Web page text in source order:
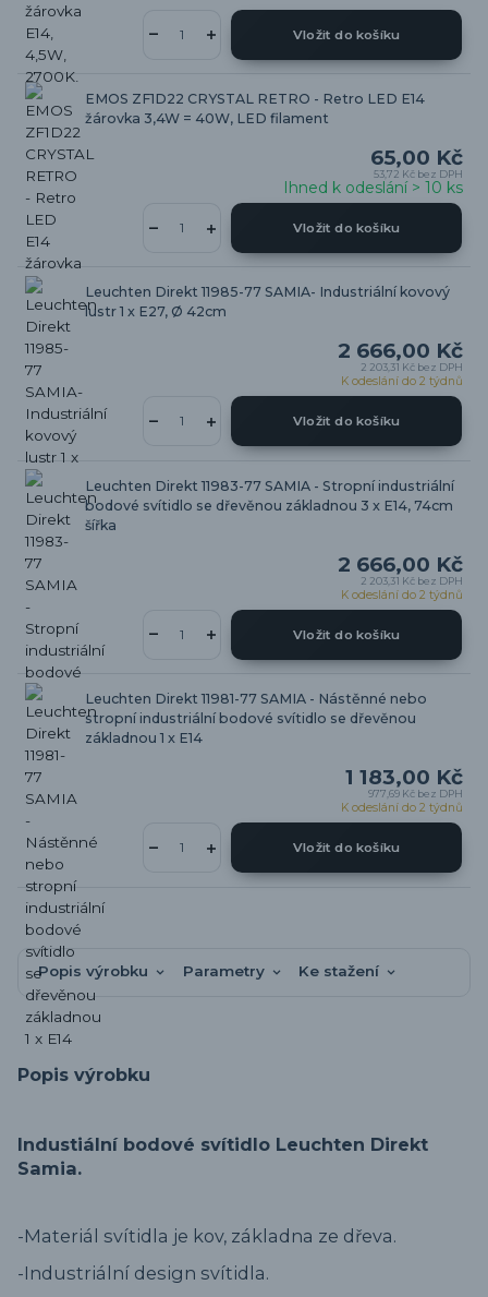
Vložit do košíku
EMOS ZF1D22 CRYSTAL RETRO - Retro LED E14
žárovka 3,4W = 40W, LED filament
65,00 Kč
53,72 Kč bez DPH
Ihned k odeslání > 10 ks
Vložit do košíku
Leuchten Direkt 11985-77 SAMIA- Industriální kovový
lustr 1 x E27, Ø 42cm
2 666,00 Kč
2 203,31 Kč bez DPH
K odeslání do 2 týdnů
Vložit do košíku
Leuchten Direkt 11983-77 SAMIA - Stropní industriální
bodové svítidlo se dřevěnou základnou 3 x E14, 74cm
šířka
2 666,00 Kč
2 203,31 Kč bez DPH
K odeslání do 2 týdnů
Vložit do košíku
Leuchten Direkt 11981-77 SAMIA - Nástěnné nebo
stropní industriální bodové svítidlo se dřevěnou
základnou 1 x E14
1 183,00 Kč
977,69 Kč bez DPH
K odeslání do 2 týdnů
Vložit do košíku
Popis výrobku Parametry Ke stažení
Popis výrobku
Industiální bodové svítidlo Leuchten Direkt
Samia.
-Materiál svítidla je kov, základna ze dřeva.
-Industriální design svítidla.